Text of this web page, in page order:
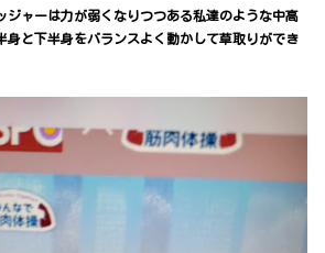
ジャーは力が弱くなりつつある私達のような中高
身と下半身をバランスよく動かして草取りができ